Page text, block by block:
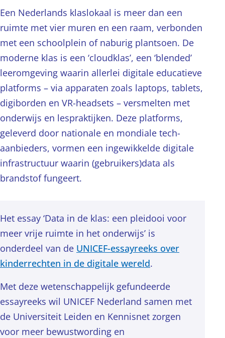
Een Nederlands klaslokaal is meer dan een
ruimte met vier muren en een raam, verbonden
met een schoolplein of naburig plantsoen. De
moderne klas is een ‘cloudklas’, een ‘blended’
leeromgeving waarin allerlei digitale educatieve
platforms – via apparaten zoals laptops, tablets,
digiborden en VR-headsets – versmelten met
onderwijs en lespraktijken. Deze platforms,
geleverd door nationale en mondiale tech-
aanbieders, vormen een ingewikkelde digitale
infrastructuur waarin (gebruikers)data als
brandstof fungeert.
Het essay ‘Data in de klas: een pleidooi voor
meer vrije ruimte in het onderwijs’ is
onderdeel van de UNICEF-essayreeks over
kinderrechten in de digitale wereld.
Met deze wetenschappelijk gefundeerde
essayreeks wil UNICEF Nederland samen met
de Universiteit Leiden en Kennisnet zorgen
voor meer bewustwording en